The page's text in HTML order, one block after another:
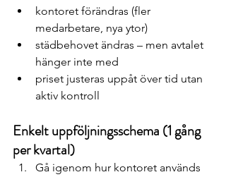
kontoret förändras (fler
medarbetare, nya ytor)
städbehovet ändras – men avtalet
hänger inte med
priset justeras uppåt över tid utan
aktiv kontroll
Enkelt uppföljningsschema (1 gång
per kvartal)
Gå igenom hur kontoret används